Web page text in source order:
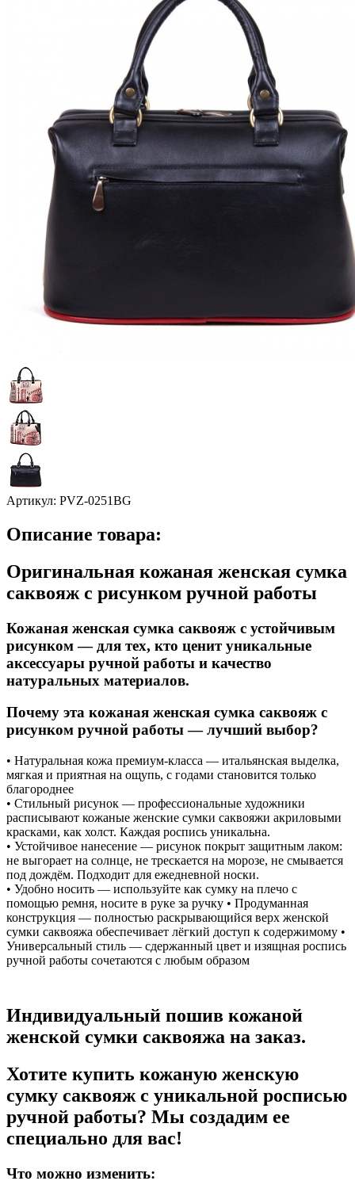
Артикул: PVZ-0251BG
Описание товара:
Оригинальная кожаная женская сумка
саквояж с рисунком ручной работы
Кожаная женская сумка саквояж с устойчивым
рисунком — для тех, кто ценит уникальные
аксессуары ручной работы и качество
натуральных материалов.
Почему эта кожаная женская сумка саквояж с
рисунком ручной работы — лучший выбор?
• Натуральная кожа премиум-класса — итальянская выделка,
мягкая и приятная на ощупь, с годами становится только
благороднее
• Стильный рисунок — профессиональные художники
расписывают кожаные женские сумки саквояжи акриловыми
красками, как холст. Каждая роспись уникальна.
• Устойчивое нанесение — рисунок покрыт защитным лаком:
не выгорает на солнце, не трескается на морозе, не смывается
под дождём. Подходит для ежедневной носки.
• Удобно носить — используйте как сумку на плечо с
помощью ремня, носите в руке за ручку • Продуманная
конструкция — полностью раскрывающийся верх женской
сумки саквояжа обеспечивает лёгкий доступ к содержимому •
Универсальный стиль — сдержанный цвет и изящная роспись
ручной работы сочетаются с любым образом
Индивидуальный пошив кожаной
женской сумки саквояжа на заказ.
Хотите купить кожаную женскую
сумку саквояж с уникальной росписью
ручной работы? Мы создадим ее
специально для вас!
Что можно изменить: